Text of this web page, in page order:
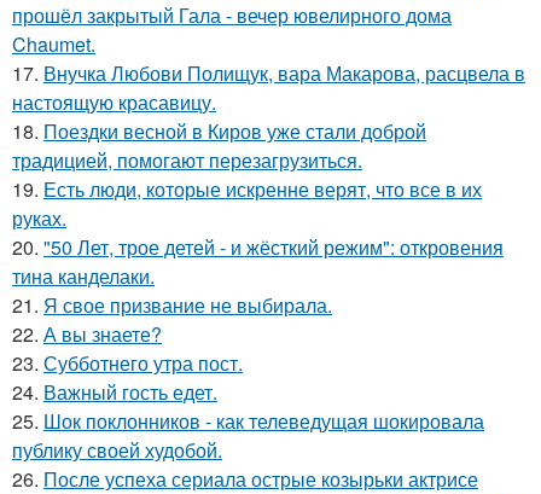
прошёл закрытый Гала - вечер ювелирного дома
Chaumet.
17. Внучка Любови Полищук, вара Макарова, расцвела в
настоящую красавицу.
18. Поездки весной в Киров уже стали доброй
традицией, помогают перезагрузиться.
19. Есть люди, которые искренне верят, что все в их
руках.
20. "50 Лет, трое детей - и жёсткий режим": откровения
тина канделаки.
21. Я свое призвание не выбирала.
22. А вы знаете?
23. Субботнего утра пост.
24. Важный гость едет.
25. Шок поклонников - как телеведущая шокировала
публику своей худобой.
26. После успеха сериала острые козырьки актрисе